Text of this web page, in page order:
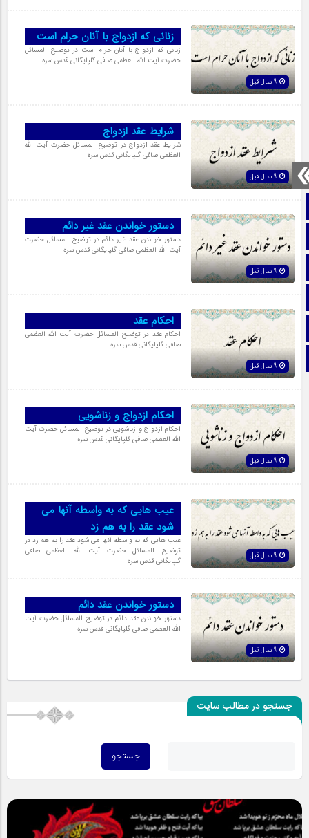
تماس با ما
تلگرام
زنانی که ازدواج با آنان حرام است
زنانی که ازدواج با آنان حرام است در توضیح المسائل
حضرت آیت الله العظمی صافی گلپایگانی قدس سره
شرایط عقد ازدواج
شرایط عقد ازدواج در توضیح المسائل حضرت آیت الله
العظمی صافی گلپایگانی قدس سره
دستور خواندن عقد غیر دائم
دستور خواندن عقد غیر دائم در توضیح المسائل حضرت
آیت الله العظمی صافی گلپایگانی قدس سره
احكام عقد
احکام عقد در توضیح المسائل حضرت آیت الله العظمی
صافی گلپایگانی قدس سره
احکام ازدواج و زناشویی
احکام ازدواج و زناشویی در توضیح المسائل حضرت آیت
الله العظمی صافی گلپایگانی قدس سره
عیب هایی كه به واسطه آنها می
شود عقد را به هم زد
عیب هایی که به واسطه آنها می شود عقد را به هم زد در
توضیح المسائل حضرت آیت الله العظمی صافی
گلپایگانی قدس سره
دستور خواندن عقد دائم
دستور خواندن عقد دائم در توضیح المسائل حضرت آیت
الله العظمی صافی گلپایگانی قدس سره
جستجو در مطالب سایت